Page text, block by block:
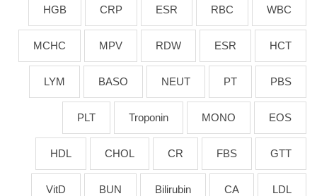
WBC
RBC
ESR
CRP
HGB
HCT
ESR
RDW
MPV
MCHC
PBS
PT
NEUT
BASO
LYM
EOS
MONO
Troponin
PLT
GTT
FBS
CR
CHOL
HDL
LDL
CA
Bilirubin
BUN
VitD